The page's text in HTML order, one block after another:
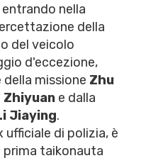
nella
della
del veicolo
d'eccezione,
missione Zhu
Zhiyuan e dalla
Jiaying.
ufficiale di polizia, è
taikonauta